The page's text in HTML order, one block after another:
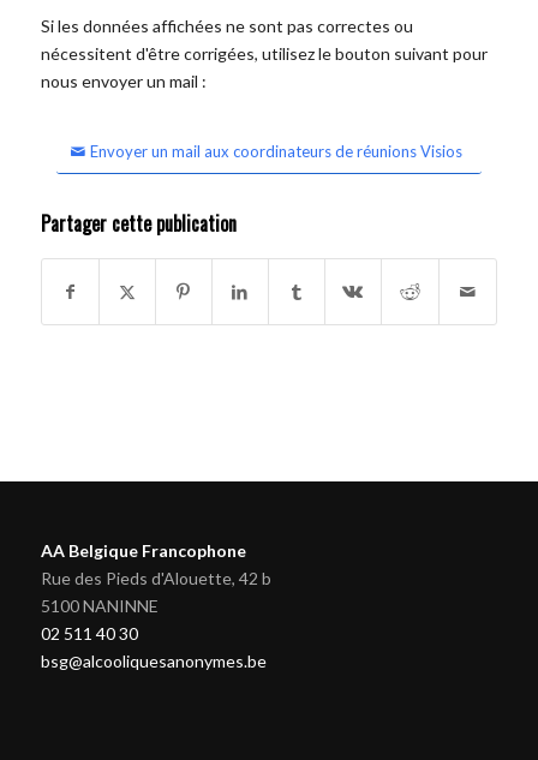
Si les données affichées ne sont pas correctes ou
nécessitent d'être corrigées, utilisez le bouton suivant pour
nous envoyer un mail :
Envoyer un mail aux coordinateurs de réunions Visios
Partager cette publication
AA Belgique Francophone
Rue des Pieds d'Alouette, 42 b
5100 NANINNE
02 511 40 30
bsg@alcooliquesanonymes.be